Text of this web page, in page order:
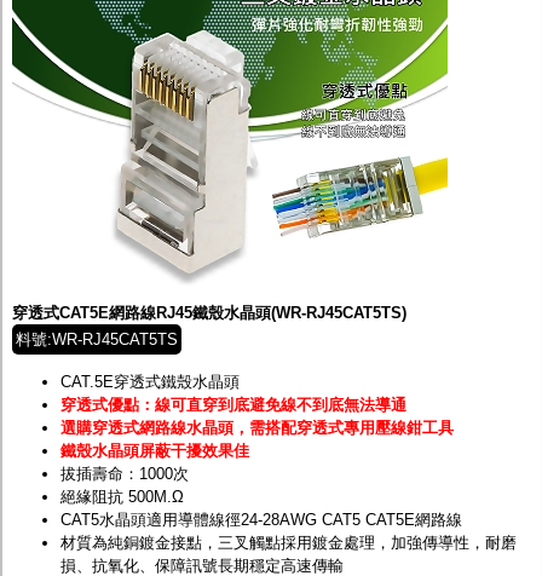
穿透式CAT5E網路線RJ45鐵殼水晶頭(WR-RJ45CAT5TS)
料號:WR-RJ45CAT5TS
CAT.5E穿透式鐵殼水晶頭
穿透式優點：線可直穿到底避免線不到底無法導通
選購穿透式網路線水晶頭，需搭配穿透式專用壓線鉗工具
鐵殼水晶頭屏蔽干擾效果佳
拔插壽命：1000次
絕緣阻抗 500M.Ω
CAT5水晶頭適用導體線徑24-28AWG CAT5 CAT5E網路線
材質為純銅鍍金接點，三叉觸點採用鍍金處理，加強傳導性，耐磨
損、抗氧化、保障訊號長期穩定高速傳輸